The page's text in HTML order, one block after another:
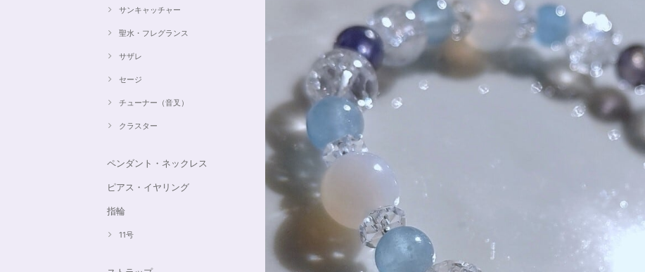
サンキャッチャー
聖水・フレグランス
サザレ
セージ
チューナー（音叉）
クラスター
ペンダント・ネックレス
ピアス・イヤリング
指輪
11号